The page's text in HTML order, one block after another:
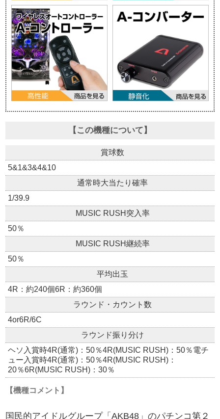
【この機種について】
賞球数
5&1&3&4&10
通常時大当たり確率
1/39.9
MUSIC RUSH突入率
50％
MUSIC RUSH継続率
50％
平均出玉
4R：約240個6R：約360個
ラウンド・カウント数
4or6R/6C
ラウンド振り分け
ヘソ入賞時4R(通常)：50％4R(MUSIC RUSH)：50％電チ
ュー入賞時4R(通常)：50％4R(MUSIC RUSH)：
20％6R(MUSIC RUSH)：30％
【機種コメント】
国民的アイドルグループ「AKB48」のパチンコ第２